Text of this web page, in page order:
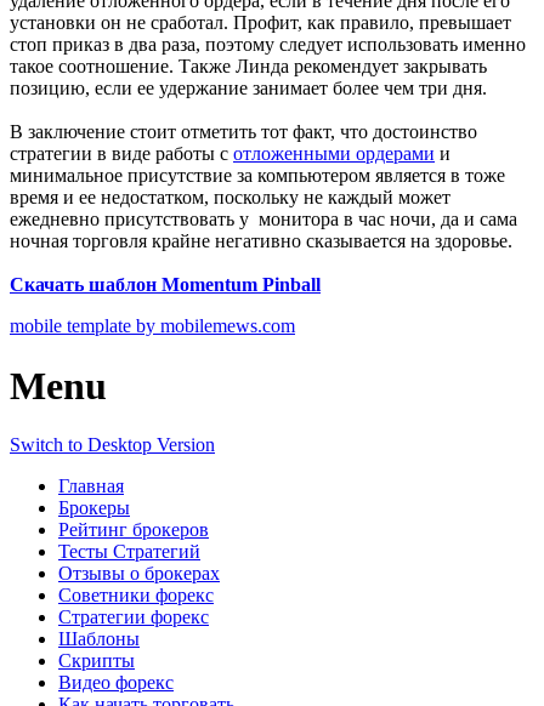
установки он не сработал. Профит, как правило, превышает
стоп приказ в два раза, поэтому следует использовать именно
такое соотношение. Также Линда рекомендует закрывать
позицию, если ее удержание занимает более чем три дня.
В заключение стоит отметить тот факт, что достоинство
стратегии в виде работы с отложенными ордерами и
минимальное присутствие за компьютером является в тоже
время и ее недостатком, поскольку не каждый может
ежедневно присутствовать у монитора в час ночи, да и сама
ночная торговля крайне негативно сказывается на здоровье.
Скачать шаблон Momentum Pinball
mobile template by mobilemews.com
Menu
Switch to Desktop Version
Главная
Брокеры
Рейтинг брокеров
Тесты Стратегий
Отзывы о брокерах
Советники форекс
Стратегии форекс
Шаблоны
Скрипты
Видео форекс